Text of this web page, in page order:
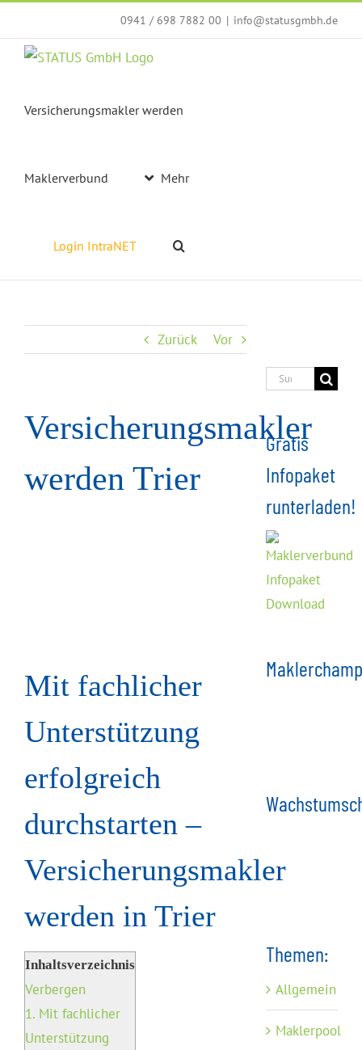
Inhalt
springen
0941 / 698 7882 00 | info@statusgmbh.de
Versicherungsmakler werden
Maklerverbund Mehr
Login IntraNET
Zurück Vor
Versicherungsmakler
werden Trier
Mit fachlicher
Unterstützung
erfolgreich
durchstarten –
Versicherungsmakler
werden in Trier
Inhaltsverzeichnis
Verbergen
1. Mit fachlicher
Unterstützung
Suche
Gratis
Infopaket
runterladen!
Themen:
Allgemein
Maklerpool